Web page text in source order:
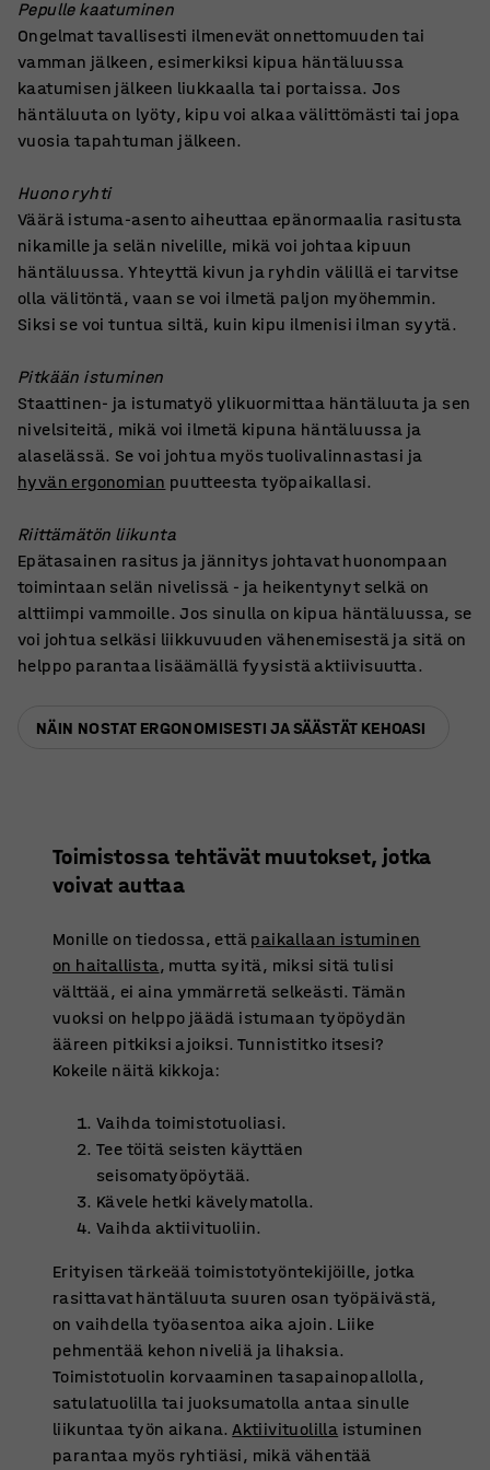
Pepulle kaatuminen
Ongelmat tavallisesti ilmenevät onnettomuuden tai
vamman jälkeen, esimerkiksi kipua häntäluussa
kaatumisen jälkeen liukkaalla tai portaissa. Jos
häntäluuta on lyöty, kipu voi alkaa välittömästi tai jopa
vuosia tapahtuman jälkeen.
Huono ryhti
Väärä istuma-asento aiheuttaa epänormaalia rasitusta
nikamille ja selän nivelille, mikä voi johtaa kipuun
häntäluussa. Yhteyttä kivun ja ryhdin välillä ei tarvitse
olla välitöntä, vaan se voi ilmetä paljon myöhemmin.
Siksi se voi tuntua siltä, kuin kipu ilmenisi ilman syytä.
Pitkään istuminen
Staattinen- ja istumatyö ylikuormittaa häntäluuta ja sen
nivelsiteitä, mikä voi ilmetä kipuna häntäluussa ja
alaselässä. Se voi johtua myös tuolivalinnastasi ja
hyvän ergonomian puutteesta työpaikallasi.
Riittämätön liikunta
Epätasainen rasitus ja jännitys johtavat huonompaan
toimintaan selän nivelissä - ja heikentynyt selkä on
alttiimpi vammoille. Jos sinulla on kipua häntäluussa, se
voi johtua selkäsi liikkuvuuden vähenemisestä ja sitä on
helppo parantaa lisäämällä fyysistä aktiivisuutta.
NÄIN NOSTAT ERGONOMISESTI JA SÄÄSTÄT KEHOASI
Toimistossa tehtävät muutokset, jotka
voivat auttaa
Monille on tiedossa, että paikallaan istuminen
on haitallista, mutta syitä, miksi sitä tulisi
välttää, ei aina ymmärretä selkeästi. Tämän
vuoksi on helppo jäädä istumaan työpöydän
ääreen pitkiksi ajoiksi. Tunnistitko itsesi?
Kokeile näitä kikkoja:
Vaihda toimistotuoliasi.
Tee töitä seisten käyttäen
seisomatyöpöytää.
Kävele hetki kävelymatolla.
Vaihda aktiivituoliin.
Erityisen tärkeää toimistotyöntekijöille, jotka
rasittavat häntäluuta suuren osan työpäivästä,
on vaihdella työasentoa aika ajoin. Liike
pehmentää kehon niveliä ja lihaksia.
Toimistotuolin korvaaminen tasapainopallolla,
satulatuolilla tai juoksumatolla antaa sinulle
liikuntaa työn aikana.Aktiivituolilla istuminen
parantaa myös ryhtiäsi, mikä vähentää